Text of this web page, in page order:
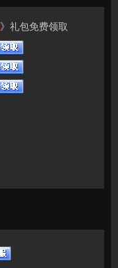
》礼包免费领取